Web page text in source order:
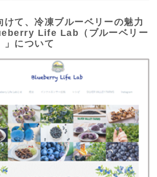
けて、冷凍ブルーベリーの魅力
Life Lab（ブルーベリー
」について